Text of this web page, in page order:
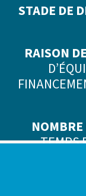
STADE DE
RAISON
TEMPS